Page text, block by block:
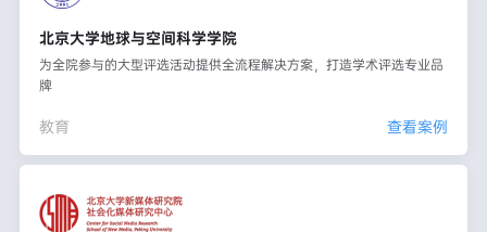
北京大学地球与空间科学学院
为全院参与的大型评选活动提供全流程解决方案，打造学术评选专业品
牌
教育 查看案例